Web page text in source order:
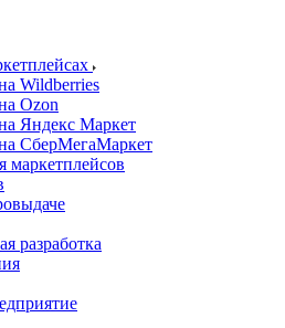
Wildberries
Ozon
Яндекс Маркет
СберМегаМаркет
маркетплейсов
разработка